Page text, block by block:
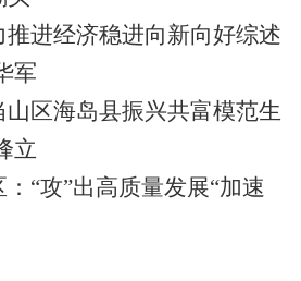
经济稳进向新向好综述
军
区海岛县振兴共富模范生
攻”出高质量发展“加速